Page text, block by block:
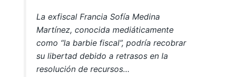
La exfiscal Francia Sofía Medina
Martínez, conocida mediáticamente
como “la barbie fiscal”, podría recobrar
su libertad debido a retrasos en la
resolución de recursos…